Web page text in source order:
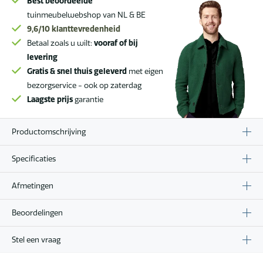
tuinmeubelwebshop van NL & BE
9,6/10 klanttevredenheid
Betaal zoals u wilt: vooraf of bij
levering
Gratis & snel thuis geleverd met eigen
bezorgservice - ook op zaterdag
Laagste prijsgarantie
Productomschrijving
Specificaties
Afmetingen
Beoordelingen
Stel een vraag